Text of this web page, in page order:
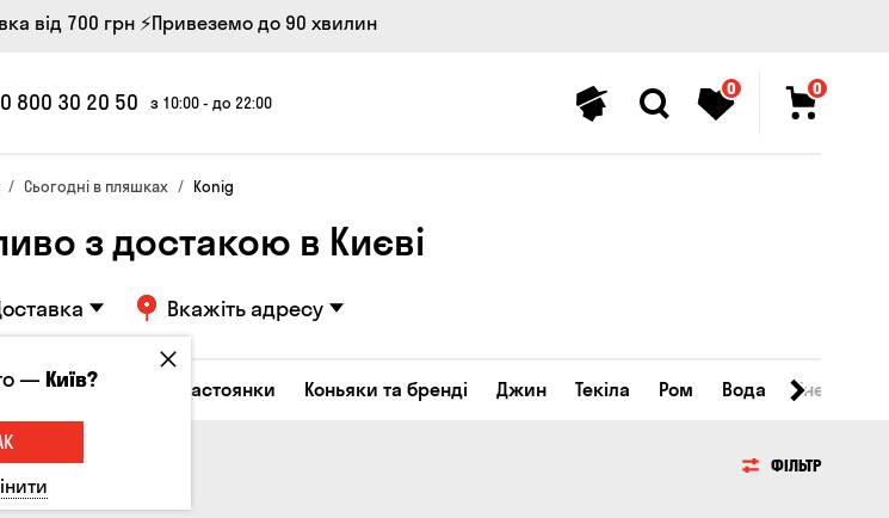
від 700 грн ⚡Привеземо до 90 хвилин
0 800 30 20 50 з 10:00 - до 22:00
0 0
Сьогодні в пляшках Konig
з достакою в Києві
Вкажіть адресу
Соджу Лікери та настоянки Коньяки та бренді Джин Текіла Ром Вода
ФІЛЬТР
—Київ?